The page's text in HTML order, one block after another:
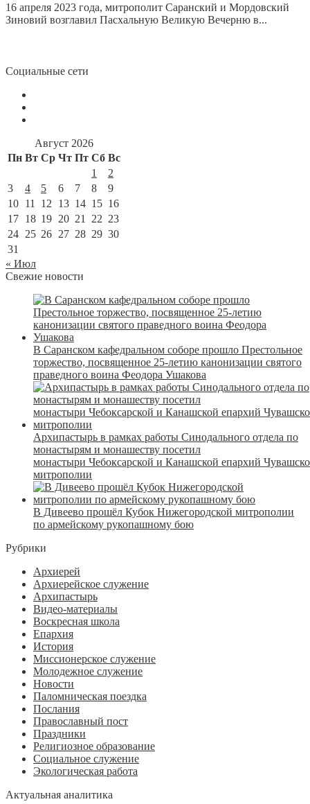
16 апреля 2023 года, митрополит Саранский и Мордовский
Зиновий возглавил Пасхальную Великую Вечерню в...
Социальные сети
Август 2026
Пн Вт Ср Чт Пт Сб Вс
1
2
3
4 5 6 7 8
9
10 11 12 13 14 15 16
17 18 19 20 21 22 23
24 25 26 27 28 29 30
31
« Июл
Свежие новости
В Саранском кафедральном соборе прошло Престольное
торжество, посвященное 25-летию канонизации святого
праведного воина Феодора Ушакова
Архипастырь в рамках работы Синодального отдела по
монастырям и монашеству посетил
монастыри Чебоксарской и Канашской епархий
митрополии
В Дивеево прошёл Кубок Нижегородской митрополии
по армейскому рукопашному бою
Рубрики
Архиерей
Архиерейское служение
Архипастырь
Видео-материалы
Воскресная школа
Епархия
История
Миссионерское служение
Молодежное служение
Новости
Паломническая поездка
Послания
Православный пост
Праздники
Религиозное образование
Социальное служение
Экологическая работа
Актуальная аналитика